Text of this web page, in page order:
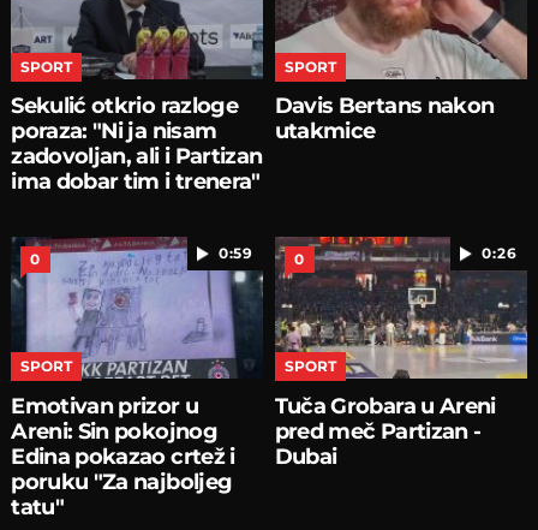
SPORT
Sekulić otkrio razloge
poraza: "Ni ja nisam
zadovoljan, ali i Partizan
ima dobar tim i trenera"
SPORT
Davis Bertans nakon
utakmice
0:59
0
SPORT
Emotivan prizor u
Areni: Sin pokojnog
Edina pokazao crtež i
poruku "Za najboljeg
tatu"
0:26
0
SPORT
Tuča Grobara u Areni
pred meč Partizan -
Dubai